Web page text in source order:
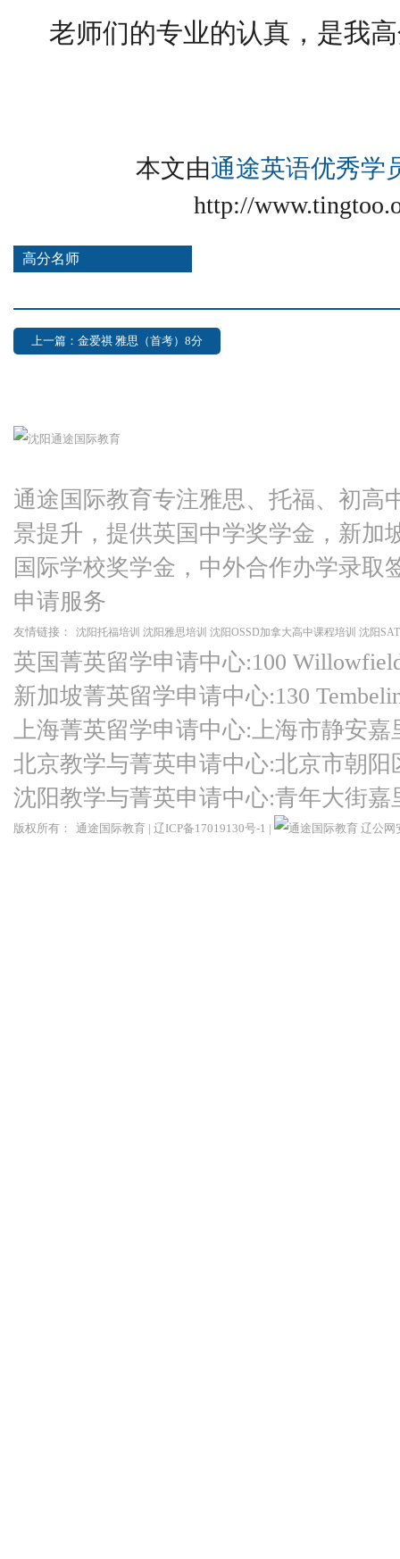
老师们的专业的认真，是我
本文由通途英语优秀学
http://
高分名师
上一篇：金爱祺 雅思（首考）8分
通途国际教育专注雅思、托福、初高
景提升，提供英国中学奖学金，新加
国际学校奖学金，中外合作办学录取
申请服务
友情链接： 沈阳托福培训 沈阳雅思培训 沈阳OSSD加拿大高中课程培训 沈阳
英国菁英留学申请中心:100
新加坡菁英留学申请中心:130
上海菁英留学申请中心:上海市静安嘉
北京教学与菁英申请中心:北京市朝
沈阳教学与菁英申请中心:青年大街
版权所有： 通途国际教育 | 辽ICP备17019130号-1 | 辽公网